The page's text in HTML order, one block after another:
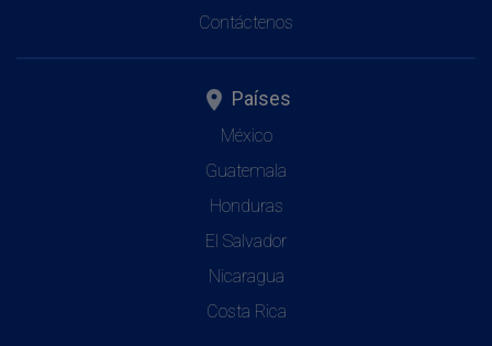
Contáctenos
place Países
México
Guatemala
Honduras
El Salvador
Nicaragua
Costa Rica